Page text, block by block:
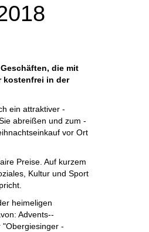
die mit
kostenfrei in der
ein ­attraktiver
abreißen und zum
vor Ort
­Preise. Auf kurzem
­Kultur und Sport
­heimeligen
­Advents-­
"Obergiesinger­